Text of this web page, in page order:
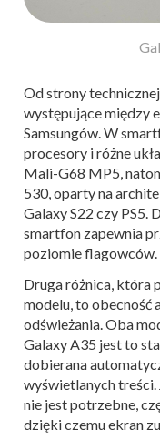
Od strony
występujące między
Samsungów. W
procesory i różne
Mali-G68 MP5,
530, oparty na
Galaxy S22 czy PS5.
smartfon zapewnia
poziomie flagowców.
Druga różnica, która
modelu, to
odświeżania. Oba
Galaxy A35 jest to
dobierana
wyświetlanych treści.
nie jest potrzebne,
dzięki czemu ekran